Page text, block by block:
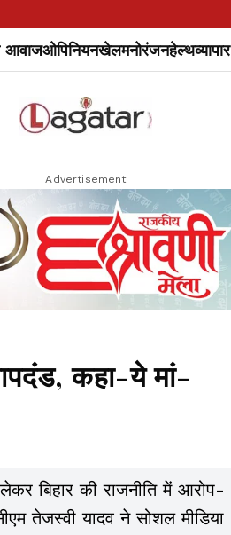
आवाजओपिनियनखेलमनोरंजनहेल्थव्यापार
Advertisement
कहा-ये मां-
बिहार की राजनीति में आरोप-
तेजस्वी यादव ने सोशल मीडिया